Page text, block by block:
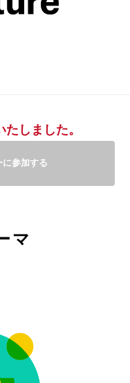
しました。
参加する
マ